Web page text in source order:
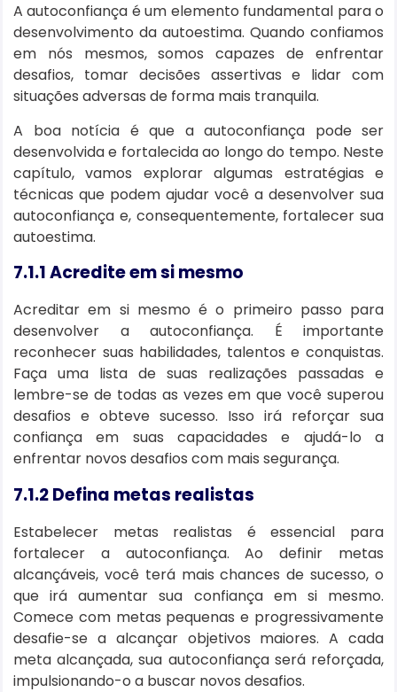
A autoconfiança é um elemento fundamental para o
desenvolvimento da autoestima. Quando confiamos
em nós mesmos, somos capazes de enfrentar
desafios, tomar decisões assertivas e lidar com
situações adversas de forma mais tranquila.
A boa notícia é que a autoconfiança pode ser
desenvolvida e fortalecida ao longo do tempo. Neste
capítulo, vamos explorar algumas estratégias e
técnicas que podem ajudar você a desenvolver sua
autoconfiança e, consequentemente, fortalecer sua
autoestima.
7.1.1 Acredite em si mesmo
Acreditar em si mesmo é o primeiro passo para
desenvolver a autoconfiança. É importante
reconhecer suas habilidades, talentos e conquistas.
Faça uma lista de suas realizações passadas e
lembre-se de todas as vezes em que você superou
desafios e obteve sucesso. Isso irá reforçar sua
confiança em suas capacidades e ajudá-lo a
enfrentar novos desafios com mais segurança.
7.1.2 Defina metas realistas
Estabelecer metas realistas é essencial para
fortalecer a autoconfiança. Ao definir metas
alcançáveis, você terá mais chances de sucesso, o
que irá aumentar sua confiança em si mesmo.
Comece com metas pequenas e progressivamente
desafie-se a alcançar objetivos maiores. A cada
meta alcançada, sua autoconfiança será reforçada,
impulsionando-o a buscar novos desafios.